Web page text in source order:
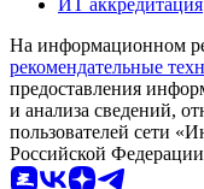
На информационном
рекомендательные
предоставления
и анализа сведений,
пользователей сети
Российской